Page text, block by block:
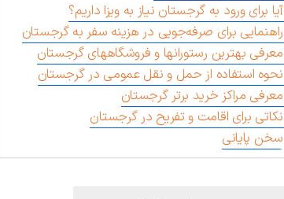
آیا برای ورود به گرجستان نیاز به ویزا داریم؟
راهنمایی برای صرفه‌جویی در هزینه سفر به گرجستان
معرفی بهترین رستورانها و فروشگاههای گرجستان
نحوه استفاده از حمل و نقل عمومی در گرجستان
معرفی مراکز خرید برتر گرجستان
نکاتی برای اقامت و تفریح در گرجستان
سخن پایانی